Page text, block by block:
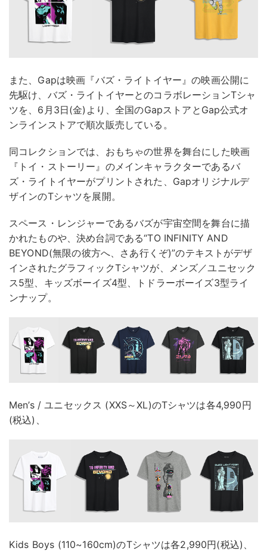
また、Gapは映画『バズ・ライトイヤー』の映画公開に
先駆け、バズ・ライトイヤーとのコラボレーションTシャ
ツを、6月3日(金)より、全国のGapストアとGap公式オ
ンラインストアで順次販売している。
同コレクションでは、おもちゃの世界を舞台にした映画
『トイ・ストーリー』のメインキャラクターであるバ
ズ・ライトイヤーがプリントされた、Gapオリジナルデ
ザインのTシャツを展開。
スペース・レンジャーであるバズが宇宙空間を舞台に描
かれたものや、決め台詞である“TO INFINITY AND
BEYOND(無限の彼方へ、さあ行くぞ)”のテキストがデザ
インされたグラフィックTシャツが、メンズ／ユニセック
ス5型、キッズボーイズ4型、トドラーボーイズ3型ライ
ンナップ。
Men’s / ユニセックス (XXS～XL)のTシャツは各4,990円
(税込)、
Kids Boys (110~160cm)のTシャツは各2,990円(税込)、